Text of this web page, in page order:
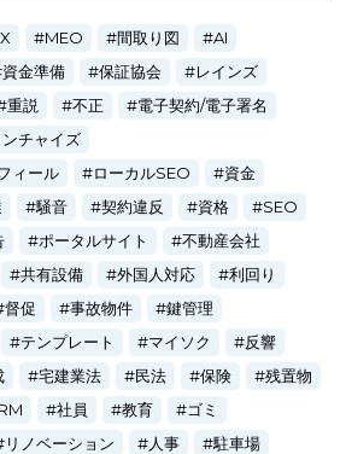
MEO 間取り図
AI
資金準備 保証協会
レインズ
重説 不正
電子契約/電子署名
チャイズ
ィール
ローカルSEO
資金
騒音 契約違反 資格
SEO
ポータルサイト
不動産会社
共有設備 外国人対応
利回り
督促 事故物件
鍵管理
テンプレート マイソク
反響
宅建業法 民法 保険
残置物
社員 教育
ゴミ
リノベーション 人事
駐車場